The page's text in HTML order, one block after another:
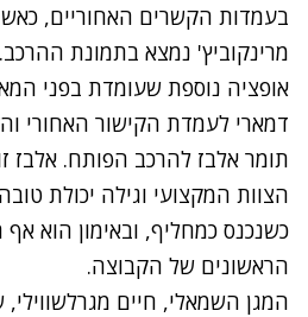
בעמדות הקשרים האחוריים,
מרינקוביץ' נמצא בתמונת ההרכב.
אופציה נוספת שעומדת בפני
דמארי לעמדת הקישור האחורי
תומר אלבז להרכב הפותח. אלבז
הצוות המקצועי וגילה יכולת
הראשונים של הקבוצה.
המגן השמאלי, חיים